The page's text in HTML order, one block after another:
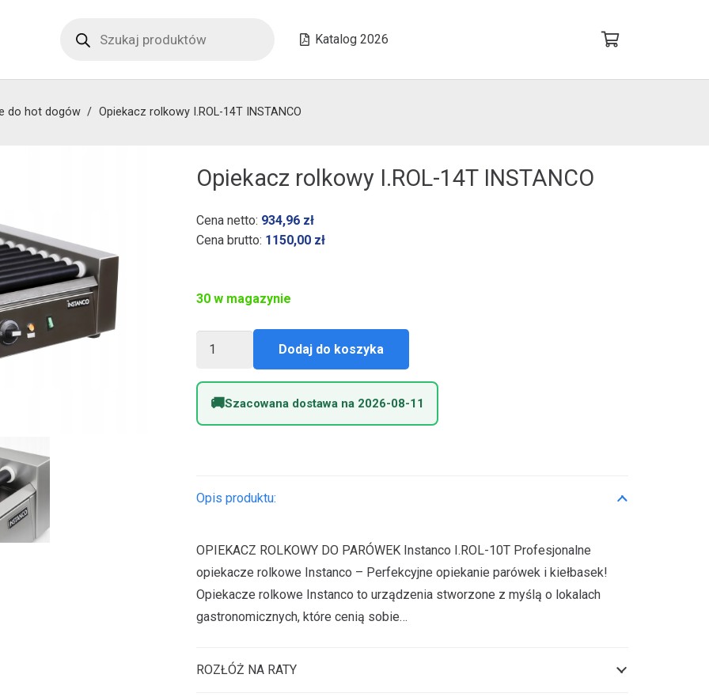
produktów
Katalog 2026
do hot dogów / Opiekacz rolkowy I.ROL-14T INSTANCO
Opiekacz rolkowy I.ROL-14T INSTANCO
Cena netto: 934,96 zł
Cena brutto: 1150,00 zł
30 w magazynie
rolkowy
I.ROL-
14T
Dodaj do koszyka
Szacowana dostawa na 2026-08-11
Opis produktu:
OPIEKACZ ROLKOWY DO PARÓWEK Instanco I.ROL-10T Profesjonalne
opiekacze rolkowe Instanco – Perfekcyjne opiekanie parówek i kiełbasek!
Opiekacze rolkowe Instanco to urządzenia stworzone z myślą o lokalach
gastronomicznych, które cenią sobie…
ROZŁÓŻ NA RATY